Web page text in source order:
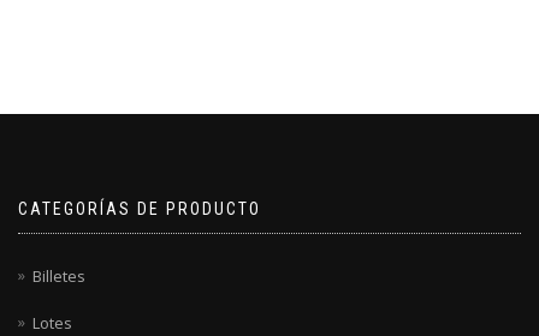
CATEGORÍAS DE PRODUCTO
Billetes
Lotes